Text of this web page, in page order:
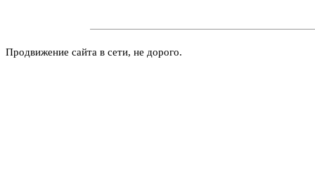
Продвижение сайта в сети, не дорого.